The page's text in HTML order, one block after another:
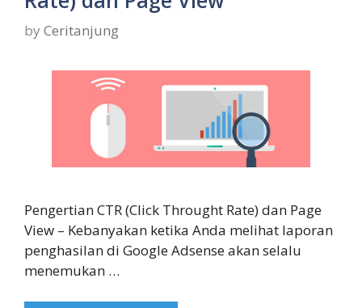
by Ceritanjung
Pengertian CTR (Click Throught Rate) dan Page
View – Kebanyakan ketika Anda melihat laporan
penghasilan di Google Adsense akan selalu
menemukan …